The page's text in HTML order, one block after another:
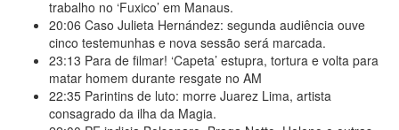
trabalho no ‘Fuxico’ em Manaus.
20:06 Caso Julieta Hernández: segunda audiência ouve
cinco testemunhas e nova sessão será marcada.
23:13 Para de filmar! ‘Capeta’ estupra, tortura e volta para
matar homem durante resgate no AM
22:35 Parintins de luto: morre Juarez Lima, artista
consagrado da ilha da Magia.